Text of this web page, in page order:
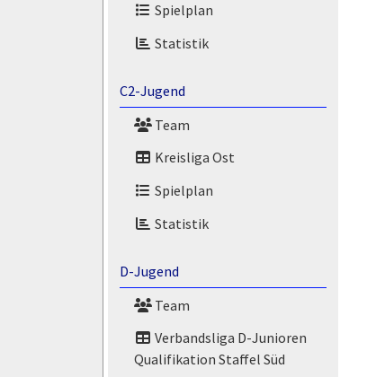
Spielplan
Statistik
C2-Jugend
Team
Kreisliga Ost
Spielplan
Statistik
D-Jugend
Team
Verbandsliga D-Junioren
Qualifikation Staffel Süd